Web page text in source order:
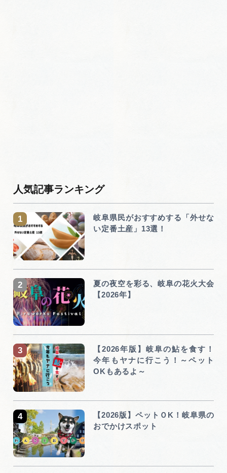
人気記事ランキング
岐阜県民がおすすめする「外せな
い定番土産」13選！
夏の夜空を彩る、岐阜の花火大会
【2026年】
【2026年版】岐阜の鮎を食す！
今年もヤナに行こう！～ペット
OKもあるよ～
【2026版】ペットＯK！岐阜県の
おでかけスポット